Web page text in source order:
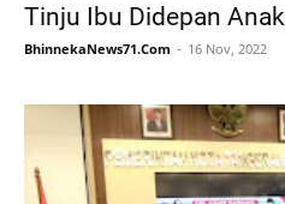
Tinju Ibu Didepan Anak
BhinnekaNews71.Com 16 Nov, 2022